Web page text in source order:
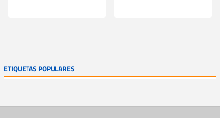
ETIQUETAS POPULARES